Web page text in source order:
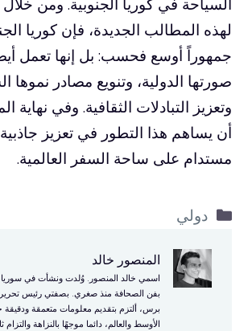
السياحة في كوريا الجنوبية. ومن خلال
لهذه المطالب الجديدة، فإن كوريا
جمهوراً أوسع فحسب: بل إنها تعمل
صورتها الدولية، وتنويع مصادر نموها
وتعزيز التبادلات الثقافية. وفي
أن يساهم هذا التطور في تعزيز
مستدام على ساحة السفر العالمية.
التصنيفات
دولي
المنصور خالد
اسمي خالد المنصور. وُلدت ونشأت في
بفن الصحافة منذ صغري. بصفتي رئيس تحرير
برس، ألتزم بتقديم معلومات متعمقة
الأوسط والعالم، دائما موجهًا بالنزاهة والتزام